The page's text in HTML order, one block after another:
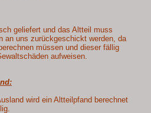
geliefert und das Altteil muss
an uns zurückgeschickt werden, da
müssen und dieser fällig
aufweisen.
wird ein Altteilpfand berechnet